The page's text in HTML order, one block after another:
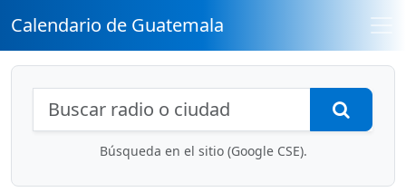
Calendario de Guatemala
Búsqueda de radios y contenidos
Búsqueda en el sitio (Google CSE).